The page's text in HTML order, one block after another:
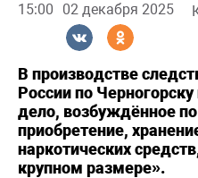
15:00 02 декабря 2025
В производстве
России по
дело, возбуждённое
приобретение,
наркотических
крупном размере».